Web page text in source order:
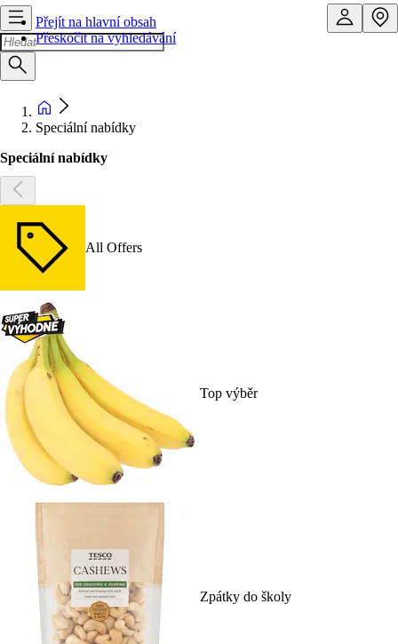
Přejít na hlavní obsah
Přeskočit na vyhledávání
Speciální nabídky
Speciální nabídky
All Offers
Top výběr
Zpátky do školy